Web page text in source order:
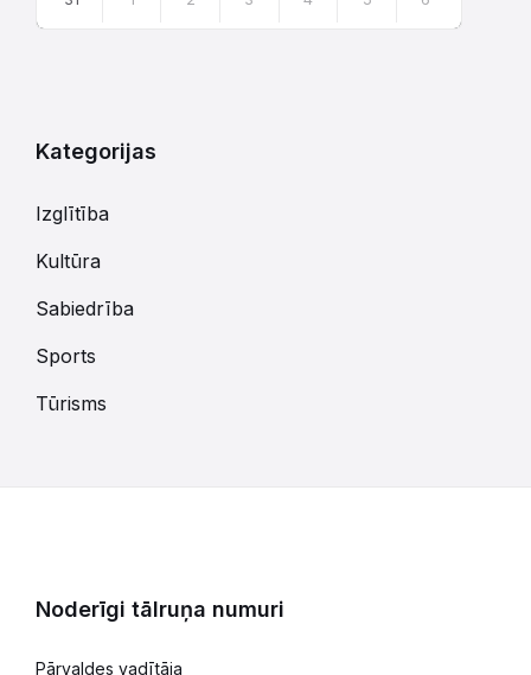
Kategorijas
Izglītība
Kultūra
Sabiedrība
Sports
Tūrisms
Noderīgi tālruņa numuri
Pārvaldes vadītāja